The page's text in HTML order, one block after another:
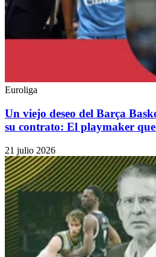
Euroliga
Un viejo deseo del Barça
su contrato: El playmaker
21 julio 2026